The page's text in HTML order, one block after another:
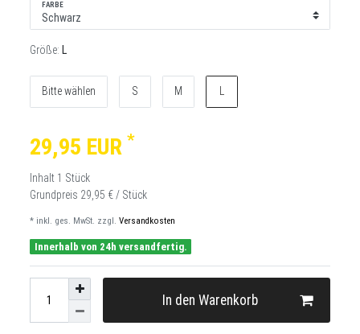
FARBE
Größe: L
Bitte wählen S M L
29,95 EUR *
Inhalt 1 Stück
Grundpreis 29,95 € / Stück
* inkl. ges. MwSt. zzgl. Versandkosten
Innerhalb von 24h versandfertig.
In den Warenkorb